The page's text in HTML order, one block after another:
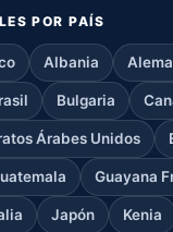
POR PAÍS
Albania
Bulgaria
Árabes Unidos
Guayana
Japón Kenia